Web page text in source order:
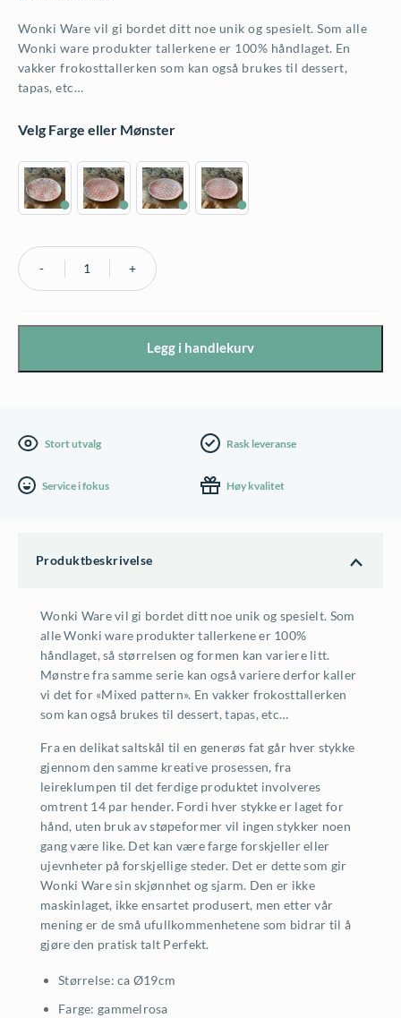
Wonki Ware vil gi bordet ditt noe unik og spesielt. Som alle
Wonki ware produkter tallerkene er 100% håndlaget. En
vakker frokosttallerken som kan også brukes til dessert,
tapas, etc…
Velg Farge eller Mønster
Wonki
antall
Legg i handlekurv
Stort utvalg Rask leveranse
Service i fokus Høy kvalitet
Produktbeskrivelse
Wonki Ware vil gi bordet ditt noe unik og spesielt. Som
alle Wonki ware produkter tallerkene er 100%
håndlaget, så størrelsen og formen kan variere litt.
Mønstre fra samme serie kan også variere derfor kaller
vi det for «Mixed pattern». En vakker frokosttallerken
som kan også brukes til dessert, tapas, etc…
Fra en delikat saltskål til en generøs fat går hver stykke
gjennom den samme kreative prosessen, fra
leireklumpen til det ferdige produktet involveres
omtrent 14 par hender. Fordi hver stykke er laget for
hånd, uten bruk av støpeformer vil ingen stykker noen
gang være like. Det kan være farge forskjeller eller
ujevnheter på forskjellige steder. Det er dette som gir
Wonki Ware sin skjønnhet og sjarm. Den er ikke
maskinlaget, ikke ensartet produsert, men etter vår
mening er de små ufullkommenhetene som bidrar til å
gjøre den pratisk talt Perfekt.
Størrelse: ca Ø19cm
Farge: gammelrosa